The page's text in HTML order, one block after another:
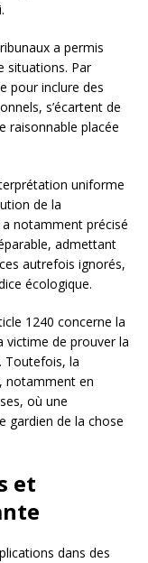
a permis
situations. Par
pour inclure des
s’écartent de
raisonnable placée
uniforme
de la
a notamment précisé
admettant
autrefois ignorés,
écologique.
1240 concerne la
victime de prouver la
Toutefois, la
notamment en
où une
gardien de la chose
et
dans des